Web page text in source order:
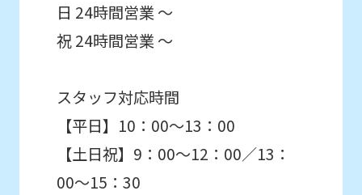
日 24時間営業 ～
祝 24時間営業 ～
スタッフ対応時間
【平日】10：00～13：00
【土日祝】9：00～12：00／13：
00～15：30